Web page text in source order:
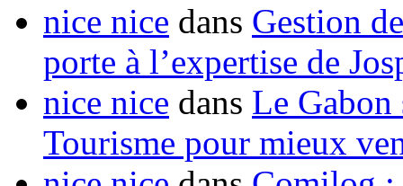
nice nice dans Gestion
porte à l’expertise de
nice nice dans Le Gabon
Tourisme pour mieux